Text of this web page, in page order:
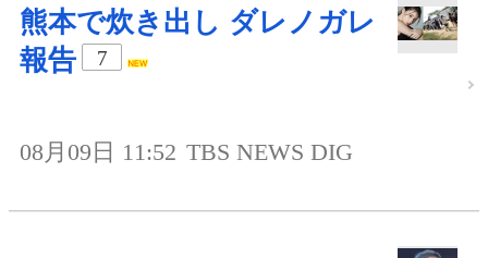
熊本で炊き出し ダレノガレ
報告
7
08月09日 11:52 TBS NEWS DIG